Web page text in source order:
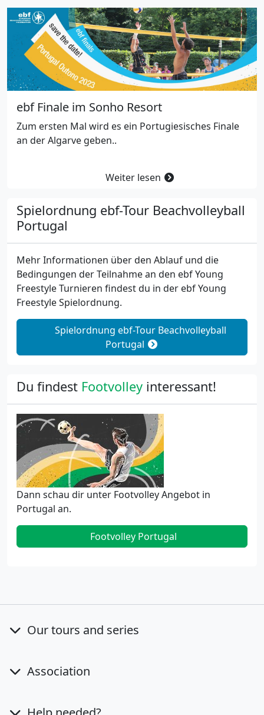
ebf Finale im Sonho Resort
Zum ersten Mal wird es ein Portugiesisches Finale
an der Algarve geben..
Weiter lesen
Spielordnung ebf-Tour Beachvolleyball
Portugal
Mehr Informationen über den Ablauf und die
Bedingungen der Teilnahme an den ebf Young
Freestyle Turnieren findest du in der ebf Young
Freestyle Spielordnung.
Spielordnung ebf-Tour Beachvolleyball
Portugal
Du findest Footvolley interessant!
Dann schau dir unter Footvolley Angebot in
Portugal an.
Footvolley Portugal
Our tours and series
Association